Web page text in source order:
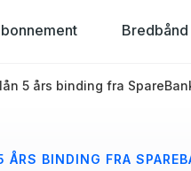
Bredbånd
5 års binding fra
ÅRS BINDING FRA